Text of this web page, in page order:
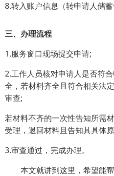
8.转入账户信息（转申请人储蓄
三、办理流程
1.服务窗口现场提交申请;
2.工作人员核对申请人是否符
全，若材料齐全且符合相关法
审查;
若材料不齐的一次性告知所需
受理，退回材料且告知其具体原
3.审查通过，完成办理。
本文就讲到这里，希望能